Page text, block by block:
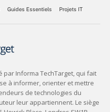
Guides Essentiels Projets IT